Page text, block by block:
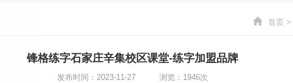
首页 >
锋格练字石家庄辛集校区课堂-练字加盟品牌
发布时间：2023-11-27 浏览：1946次